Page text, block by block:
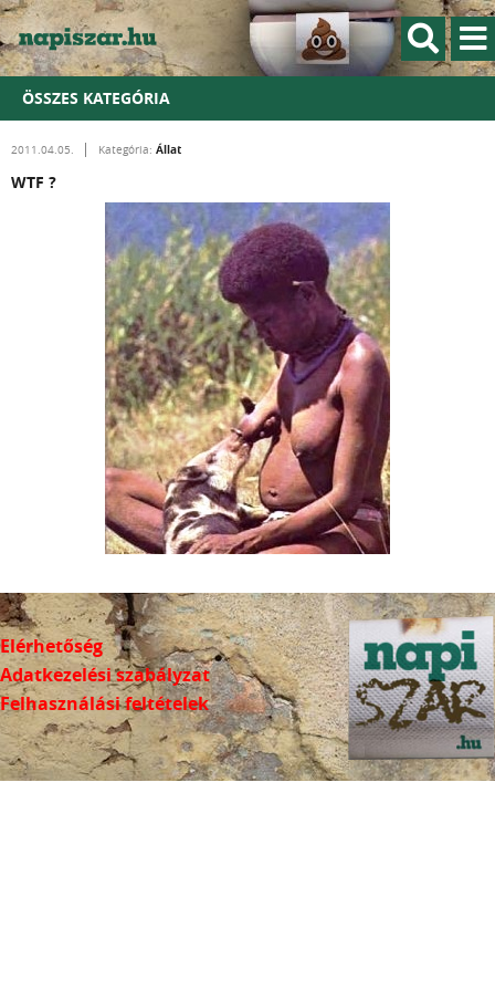
ÖSSZES KATEGÓRIA
2011.04.05. Kategória: Állat
WTF ?
Elérhetőség
Adatkezelési szabályzat
Felhasználási feltételek